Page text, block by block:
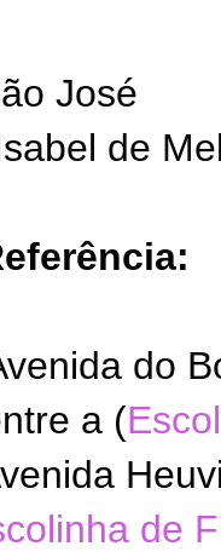
José
de
do
a (
de